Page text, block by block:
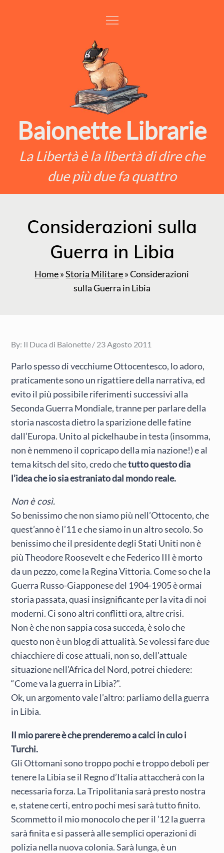
Baionette Librarie
La Libertà è la libertà di dire che
due più due fa quattro
Considerazioni sulla
Guerra in Libia
Home»Storia Militare»Considerazioni
sulla Guerra in Libia
By: Il Duca di Baionette Posted
23 Agosto 2011
Parlo spesso di vecchiume Ottocentesco, lo adoro,
praticamente sono un rigattiere della narrativa, ed
evito il più possibile riferimenti successivi alla
Seconda Guerra Mondiale, tranne per parlare della
storia nascosta dietro la sparizione delle fatine
dall’Europa. Unito al pickelhaube in testa (insomma,
non è nemmeno il copricapo della mia nazione!) e al
tema kitsch del sito, credo chetutto questo dia
l’idea che io sia estraniato dal mondo reale.
Non è così.
So benissimo che non siamo più nell’Ottocento, che
quest’anno è l’11 e che siamo in un altro secolo. So
benissimo che il presidente degli Stati Uniti non è
più Theodore Roosevelt e che Federico III è morto
da un pezzo, come la Regina Vittoria. Come so che la
Guerra Russo-Giapponese del 1904-1905 è ormai
storia passata, quasi insignificante per la vita di noi
moderni. Ci sono altri conflitti ora, altre crisi.
Non è che non sappia cosa succeda, è solo che
questo non è un blog di attualità. Se volessi fare due
chiacchiere di cose attuali, non so, dell’attuale
situazione nell’Africa del Nord, potrei chiedere:
“Come va la guerra in Libia?”.
Ok, un argomento vale l’altro: parliamo della guerra
in Libia.
Il mio parere è che prenderemo a calci in culo i
Turchi.
Gli Ottomani sono troppo pochi e troppo deboli per
tenere la Libia se il Regno d’Italia attaccherà con la
necessaria forza. La Tripolitania sarà presto nostra
e, statene certi, entro pochi mesi sarà tutto finito.
Scommetto il mio monocolo che per il ’12 la guerra
sarà finita e si passerà alle semplici operazioni di
polizia nella nuova colonia. Sarà lunga, è un